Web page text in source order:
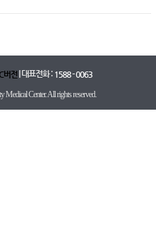
버전| 대표전화 : 1588 - 0063
Center. All rights reserved.